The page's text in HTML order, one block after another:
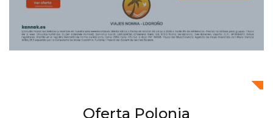
Oferta Polonia